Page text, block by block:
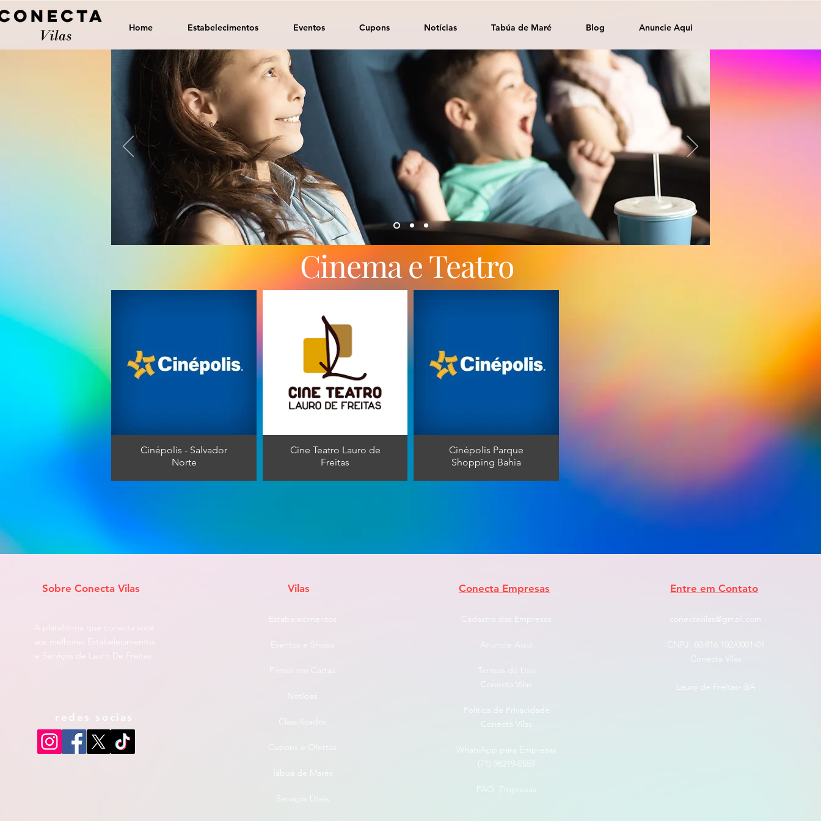
Home Estabelecimentos Eventos Cupons Notícias Tabúa de Maré Blog Anuncie Aqui
Cinema e Teatro
Cinépolis - Salvador
Norte
Cine Teatro Lauro de
Freitas
Cinépolis Parque
Shopping Bahia
Sobre Conecta Vilas
A plataforma que conecta você
aos melhores Estabelecimentos
e Serviços de Lauro De Freitas.
redes socias
Vilas
Estabelecimentos
Eventos e Shows
Filmes em Cartaz
Notícias
Classificados
Cupons e Ofertas
Tábua de Marés
Serviços Úteis
Conecta Empresas
Cadastro das Empresas
Anuncie Aqui
Termos de Uso
Conecta Vilas
Politica de Privacidade
Conecta Vilas
WhatsApp para Empresas
(71) 98219-0559
FAQ Empresas
Entre em Contato
conectavilas@gmail.com
CNPJ: ​60.816.102/0001-01
Conecta Vilas
Lauro de Freitas- BA